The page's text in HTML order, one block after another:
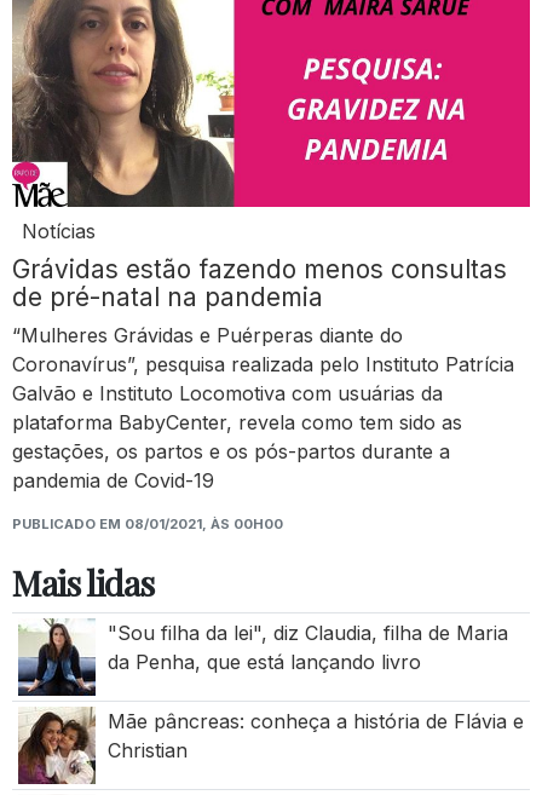
Notícias
Grávidas estão fazendo menos consultas
de pré-natal na pandemia
“Mulheres Grávidas e Puérperas diante do
Coronavírus”, pesquisa realizada pelo Instituto Patrícia
Galvão e Instituto Locomotiva com usuárias da
plataforma BabyCenter, revela como tem sido as
gestações, os partos e os pós-partos durante a
pandemia de Covid-19
PUBLICADO EM 08/01/2021, ÀS 00H00
Mais lidas
"Sou filha da lei", diz Claudia, filha de Maria
da Penha, que está lançando livro
Mãe pâncreas: conheça a história de Flávia e
Christian